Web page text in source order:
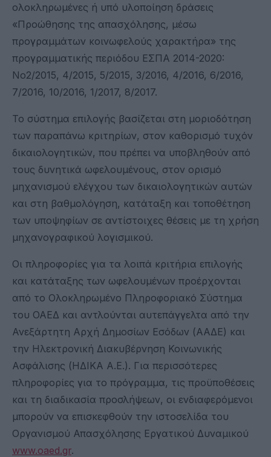
ολοκληρωμένες ή υπό υλοποίηση δράσεις
«Προώθησης της απασχόλησης, μέσω
προγραμμάτων κοινωφελούς χαρακτήρα» της
προγραμματικής περιόδου ΕΣΠΑ 2014-2020:
Νο2/2015, 4/2015, 5/2015, 3/2016, 4/2016, 6/2016,
7/2016, 10/2016, 1/2017, 8/2017.
Το σύστημα επιλογής βασίζεται στη μοριοδότηση
των παραπάνω κριτηρίων, στον καθορισμό τυχόν
δικαιολογητικών, που πρέπει να υποβληθούν από
τους δυνητικά ωφελουμένους, στον ορισμό
μηχανισμού ελέγχου των δικαιολογητικών αυτών
και στη βαθμολόγηση, κατάταξη και τοποθέτηση
των υποψηφίων σε αντίστοιχες θέσεις με τη χρήση
μηχανογραφικού λογισμικού.
Οι πληροφορίες για τα λοιπά κριτήρια επιλογής
και κατάταξης των ωφελουμένων προέρχονται
από το Ολοκληρωμένο Πληροφοριακό Σύστημα
του ΟΑΕΔ και αντλούνται αυτεπάγγελτα από την
Ανεξάρτητη Αρχή Δημοσίων Εσόδων (ΑΑΔΕ) και
την Ηλεκτρονική Διακυβέρνηση Κοινωνικής
Ασφάλισης (ΗΔΙΚΑ Α.Ε.). Για περισσότερες
πληροφορίες για το πρόγραμμα, τις προϋποθέσεις
και τη διαδικασία προσλήψεων, οι ενδιαφερόμενοι
μπορούν να επισκεφθούν την ιστοσελίδα του
Οργανισμού Απασχόλησης Εργατικού Δυναμικού
www.oaed.gr.